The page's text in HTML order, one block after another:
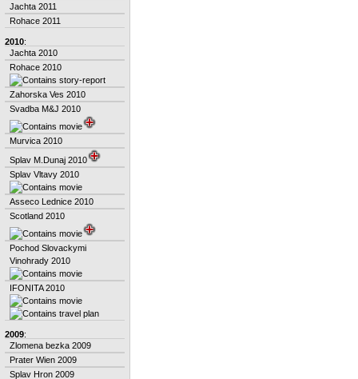
Jachta 2011
Rohace 2011
2010:
Jachta 2010
Rohace 2010
Zahorska Ves 2010
Svadba M&J 2010
Murvica 2010
Splav M.Dunaj 2010
Splav Vltavy 2010
Asseco Lednice 2010
Scotland 2010
Pochod Slovackymi
Vinohrady 2010
IFONITA 2010
2009:
Zlomena bezka 2009
Prater Wien 2009
Splav Hron 2009